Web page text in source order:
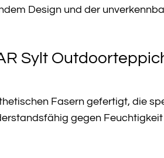
Design und der
Sylt
Fasern gefertigt, die
gegen